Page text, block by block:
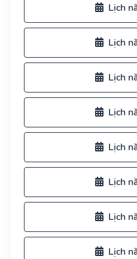
Lịch
Lịch
Lịch
Lịch
Lịch
Lịch
Lịch
Lịch